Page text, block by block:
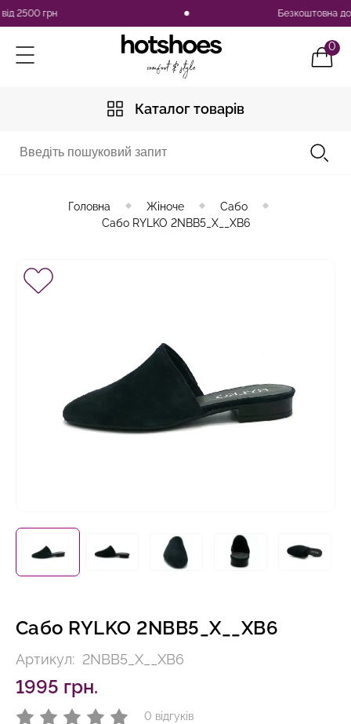
грн Безкоштовна
0
Каталог товарів
Головна Жіноче
Сабо
Сабо RYLKO 2NBB5_X__XB6
Сабо RYLKO 2NBB5_X__XB6
Артикул: 2NBB5_X__XB6
1995 грн.
0 відгуків